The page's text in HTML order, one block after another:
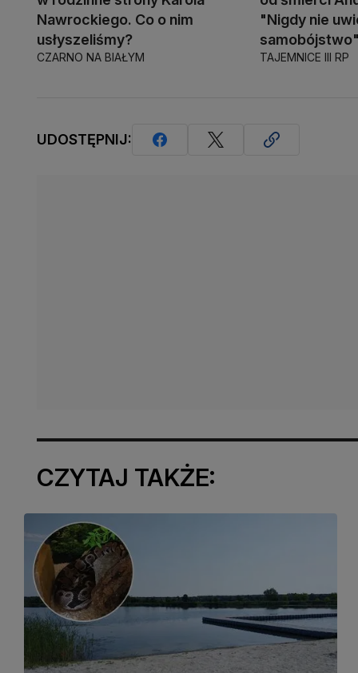
Nawrockiego. Co o nim
usłyszeliśmy?
CZARNO NA BIAŁYM
"Nigdy nie
TAJEMNICE III RP
UDOSTĘPNIJ:
CZYTAJ TAKŻE: